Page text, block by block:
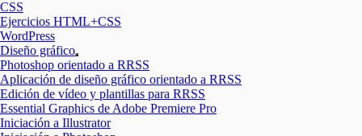
CSS
Ejercicios HTML+CSS
WordPress
Diseño gráfico
Mostrar
el
submenú
Photoshop orientado a RRSS
Aplicación de diseño gráfico orientado a RRSS
Edición de vídeo y plantillas para RRSS
Essential Graphics de Adobe Premiere Pro
Iniciación a Illustrator